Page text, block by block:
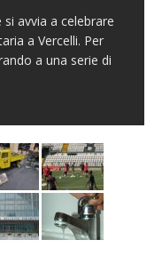
si avvia a celebrare
a Vercelli. Per
a una serie di